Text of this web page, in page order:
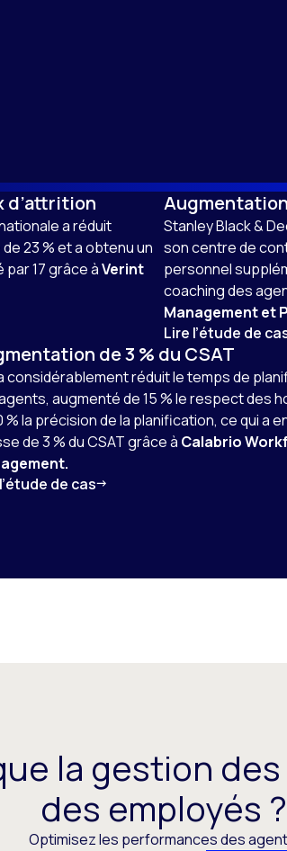
d’attrition
a réduit
23 % et a obtenu un
17 grâce àVerint
Stanley Black &
son centre de
personnel
coaching des
Management et
Lire l’étude de
de 3 % du CSAT
considérablement réduit le temps de
augmenté de 15 % le respect des
% la précision de la planification, ce qui a
de 3 % du CSAT grâce à Calabrio
de cas
la gestion
des employés ?
Optimisez les performances des